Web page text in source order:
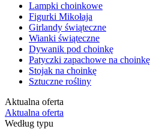
Lampki choinkowe
Figurki Mikołaja
Girlandy świąteczne
Wianki świąteczne
Dywanik pod choinkę
Patyczki zapachowe na choinkę
Stojak na choinkę
Sztuczne rośliny
Aktualna oferta
Aktualna oferta
Według typu